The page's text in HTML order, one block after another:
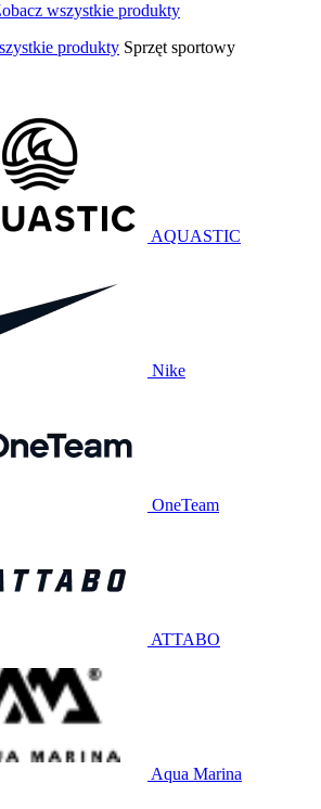
produkty Sprzęt sportowy
AQUASTIC
Nike
OneTeam
ATTABO
Aqua Marina